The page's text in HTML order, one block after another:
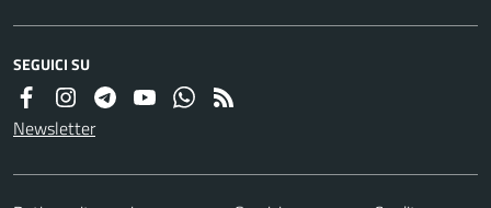
SEGUICI SU
Newsletter